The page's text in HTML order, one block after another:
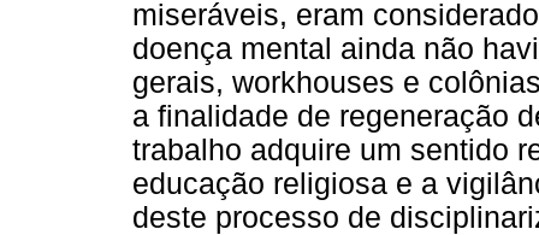
miseráveis, eram
doença mental ainda não
gerais, workhouses e
a finalidade de regeneração
trabalho adquire um sentido
educação religiosa e a
deste processo de